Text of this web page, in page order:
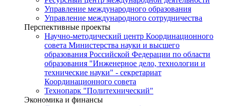
Управление международного образования
Управление международного сотрудничества
Перспективные проекты
Научно-методический центр Координационного
совета Министерства науки и высшего
образования Российской Федерации по области
образования "Инженерное дело, технологии и
технические науки" - секретариат
Координационного совета
Технопарк "Политехнический"
Экономика и финансы